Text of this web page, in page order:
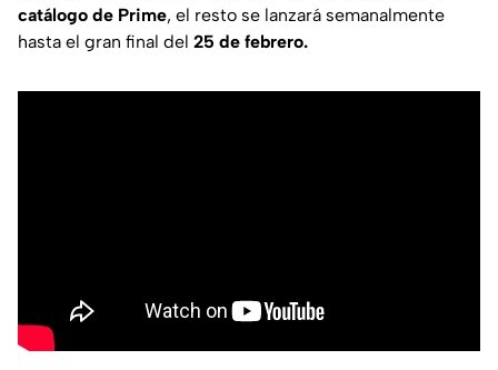
catálogo de Prime, el resto se lanzará semanalmente
hasta el gran final del 25 de febrero.